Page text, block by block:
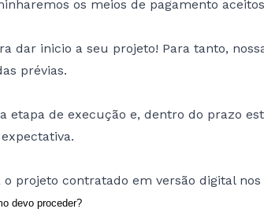
os meios de pagamento
dar inicio a seu projeto! Para tanto,
prévias.
etapa de execução e, dentro do prazo
projeto contratado em versão digital
devo proceder?